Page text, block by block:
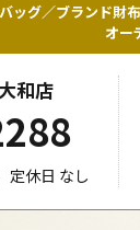
ッグ／ブランド財
オー
和店
定休日 なし